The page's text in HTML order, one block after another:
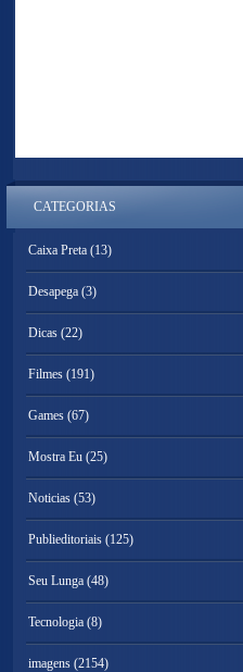
CATEGORIAS
Caixa Preta (13)
Desapega (3)
Dicas (22)
Filmes (191)
Games (67)
Mostra Eu (25)
Noticias (53)
Publieditoriais (125)
Seu Lunga (48)
Tecnologia (8)
imagens (2154)